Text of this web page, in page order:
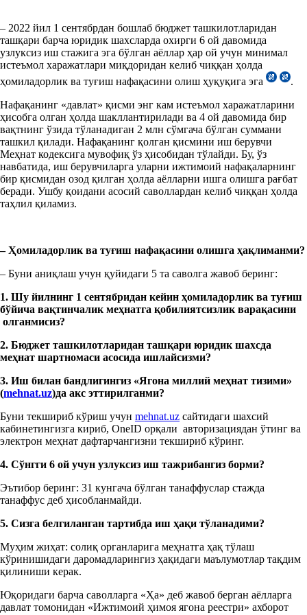
– 2022 йил 1 сентябрдан бошлаб бюджет ташкилотларидан
ташқари барча юридик шахсларда охирги 6 ой давомида
узлуксиз иш стажига эга бўлган аёллар ҳар ой учун минимал
истеъмол харажатлари миқдоридан келиб чиққан ҳолда
ҳомиладорлик ва туғиш нафақасини олиш ҳуқуқига эга
.
Нафақанинг «давлат» қисми энг кам истеъмол харажатларини
ҳисобга олган ҳолда шакллантирилади ва 4 ой давомида бир
вақтнинг ўзида тўланадиган 2 млн сўмгача бўлган суммани
ташкил қилади. Нафақанинг қолган қисмини иш берувчи
Меҳнат кодексига мувофиқ ўз ҳисобидан тўлайди. Бу, ўз
навбатида, иш берувчиларга уларни ижтимоий нафақаларнинг
бир қисмидан озод қилган ҳолда аёлларни ишга олишга рағбат
беради. Ушбу қоидани асосий саволлардан келиб чиққан ҳолда
таҳлил қиламиз.
– Ҳомиладорлик ва туғиш нафақасини олишга ҳақлиманми?
– Буни аниқлаш учун қуйидаги 5 та саволга жавоб беринг:
1. Шу йилнинг 1 сентябридан кейин ҳомиладорлик ва туғиш
бўйича вақтинчалик меҳнатга қобилиятсизлик варақасини
олганмисиз?
2. Бюджет ташкилотларидан ташқари юридик шахсда
меҳнат шартномаси асосида ишлайсизми?
3. Иш билан бандлигингиз «Ягона миллий меҳнат тизими»
(mehnat.uz)да акс эттирилганми?
Буни текшириб кўриш учун mehnat.uz сайтидаги шахсий
кабинетингизга кириб, OneID орқали авторизациядан ўтинг ва
электрон меҳнат дафтарчангизни текшириб кўринг.
4. Сўнгги 6 ой учун узлуксиз иш тажрибангиз борми?
Эътибор беринг: 31 кунгача бўлган танаффуслар стажда
танаффус деб ҳисобланмайди.
5. Сизга белгиланган тартибда иш ҳақи тўланадими?
Муҳим жиҳат: солиқ органларига меҳнатга ҳақ тўлаш
кўринишидаги даромадларингиз ҳақидаги маълумотлар тақдим
қилиниши керак.
Юқоридаги барча саволларга «Ҳа» деб жавоб берган аёлларга
давлат томонидан «Ижтимоий ҳимоя ягона реестри» ахборот